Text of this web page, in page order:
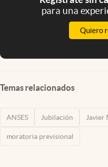
para una
Quiero
Temas relacionados
ANSES Jubilación Javier
moratoria previsional